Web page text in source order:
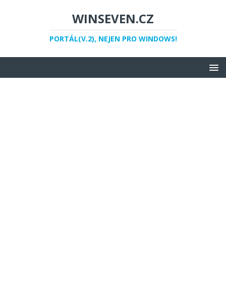
WINSEVEN.CZ
PORTÁL(V.2), NEJEN PRO WINDOWS!